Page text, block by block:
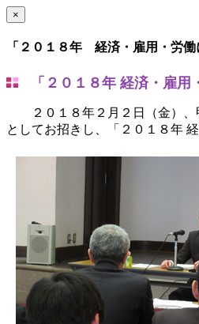
×
「２０１８年 経済・雇用・労
「２０１８年 経済・雇
２０１８年２月２日（金）、
としてお招きし、「２０１８年